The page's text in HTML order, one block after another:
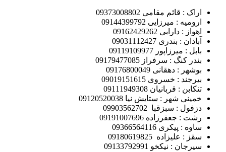
اراک : قائم مقامی 09373008802
ارومیه : میرزایی 09144399792
اهواز : دارابی 09162429262
آبادان : بندری 09031112427
بابل : میرزاپور 09119109977
بندر کنگ : سرفراز 09179477085
بوشهر : دهقانی 09176800049
بیرجند : خسروی 09019151615
تنکابن : قربانیان 09111949308
خمینی شهر : ستایش نیا 09120520038
دزفول : سبزقبا 09903562702
رشت : جعفرزاده 09191007696
ساوه : پیکری 09366564116
سقز : علیزاده 09180619825
سیرجان : نیکخو 09133792991